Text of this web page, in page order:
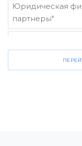
Юридическая
партнеры"